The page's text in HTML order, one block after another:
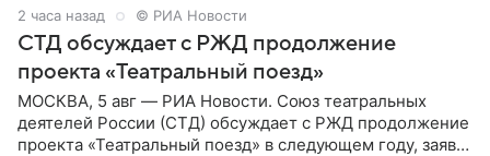
2 часа назад © РИА Новости
СТД обсуждает с РЖД продолжение
проекта «Театральный поезд»
МОСКВА, 5 авг — РИА Новости. Союз театральных
деятелей России (СТД) обсуждает с РЖД продолжение
проекта «Театральный поезд» в следующем году, заявил